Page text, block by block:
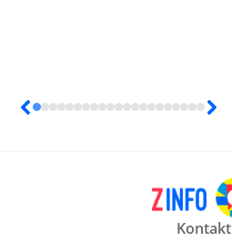
Kontakt